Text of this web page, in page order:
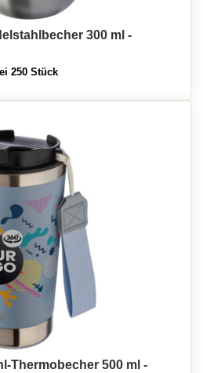
300 ml -
250 Stück
Thermobecher 500 ml -